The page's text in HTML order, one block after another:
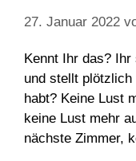
27. Januar 2022
Kennt Ihr das?
und stellt
habt? Keine Lust
keine Lust mehr
nächste Zimmer,